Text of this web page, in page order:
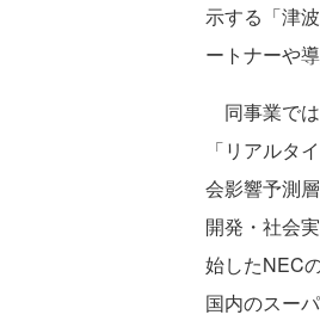
示する「津
ートナーや
同事業で
「リアルタ
会影響予測
開発・社会
始したNEC
国内のスー